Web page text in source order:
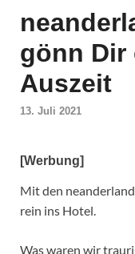
gönn Dir
Auszeit
13. Juli 2021
[Werbung]
Mit den
rein ins Hotel.
Was waren wir